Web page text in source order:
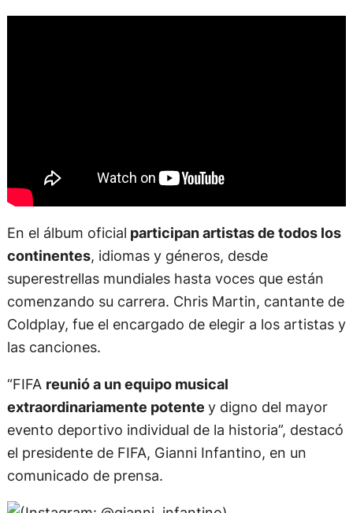
En el álbum oficial participan artistas de todos los
continentes, idiomas y géneros, desde
superestrellas mundiales hasta voces que están
comenzando su carrera. Chris Martin, cantante de
Coldplay, fue el encargado de elegir a los artistas y
las canciones.
“FIFA reunió a un equipo musical
extraordinariamente potente y digno del mayor
evento deportivo individual de la historia”, destacó
el presidente de FIFA, Gianni Infantino, en un
comunicado de prensa.